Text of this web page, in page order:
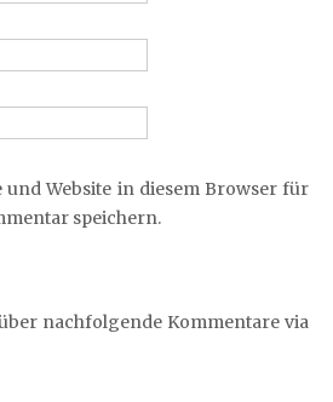
und Website in diesem Browser für
speichern.
nachfolgende Kommentare via